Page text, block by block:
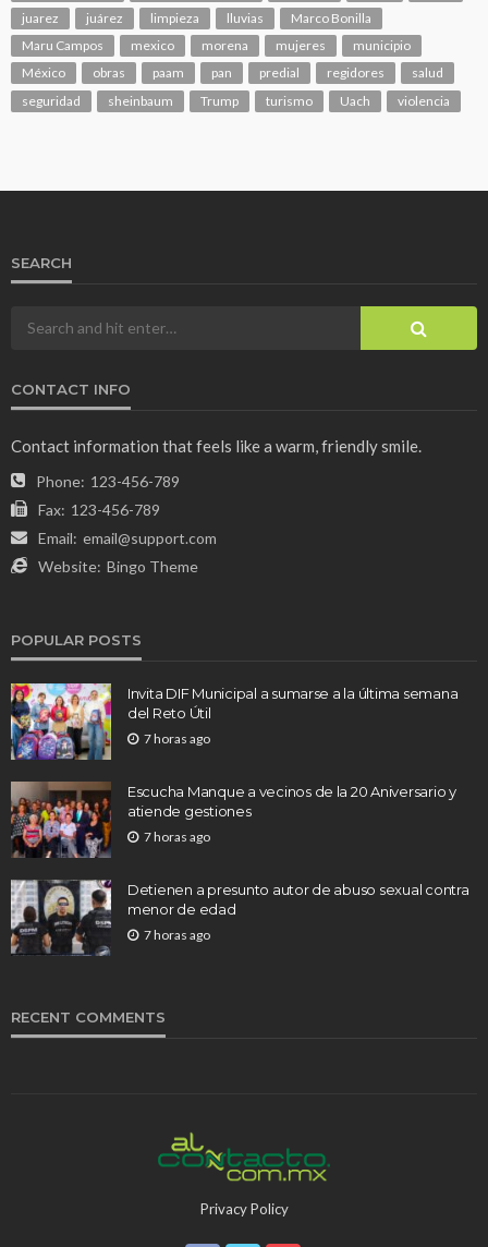
juarez
juárez limpieza lluvias
Marco Bonilla
Maru Campos
mexico morena mujeres
municipio
México
obras paam pan predial regidores
salud
seguridad
sheinbaum Trump turismo Uach violencia
SEARCH
CONTACT INFO
Contact information that feels like a warm, friendly smile.
Phone: 123-456-789
Fax: 123-456-789
Email: email@support.com
Website: Bingo Theme
POPULAR POSTS
Invita DIF Municipal a sumarse a la última semana
del Reto Útil
7 horas ago
Escucha Manque a vecinos de la 20 Aniversario y
atiende gestiones
7 horas ago
Detienen a presunto autor de abuso sexual contra
menor de edad
7 horas ago
RECENT COMMENTS
Privacy Policy